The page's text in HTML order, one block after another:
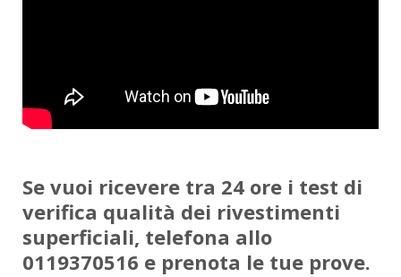
Se vuoi ricevere tra 24 ore i test di
verifica qualità dei rivestimenti
superficiali, telefona allo
0119370516 e prenota le tue prove.